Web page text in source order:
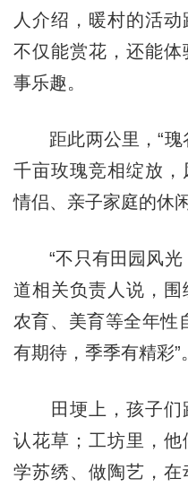
人介绍，暖村的活
不仅能赏花，还能
事乐趣。
距此两公里，“瑰
千亩玫瑰竞相绽放
情侣、亲子家庭的休
“不只有田园风光
道相关负责人说，围
农育、美育等全年性
有期待，季季有精彩”。
田埂上，孩子们
认花草；工坊里，他
学苏绣、做陶艺，